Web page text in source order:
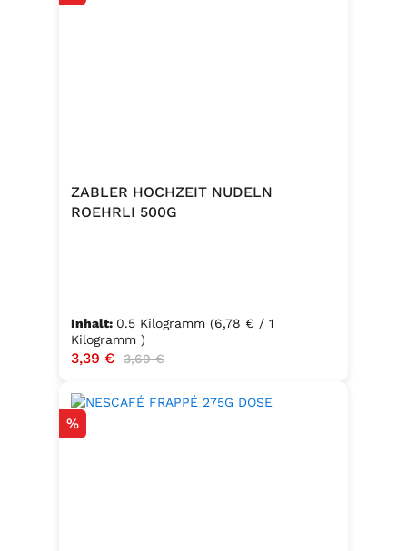
ZABLER HOCHZEIT NUDELN
ROEHRLI 500G
Inhalt: 0.5 Kilogramm (6,78 € / 1
Kilogramm )
Verkaufspreis:
3,39 € Regulärer Preis:
3,69 €
Rabatt
%